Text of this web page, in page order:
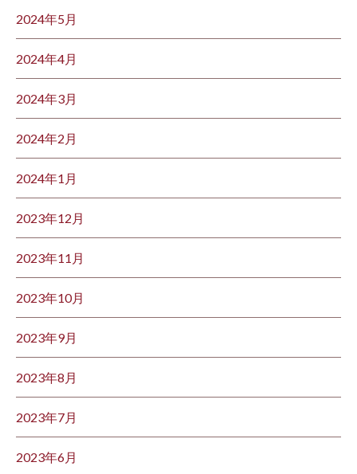
2024年5月
2024年4月
2024年3月
2024年2月
2024年1月
2023年12月
2023年11月
2023年10月
2023年9月
2023年8月
2023年7月
2023年6月